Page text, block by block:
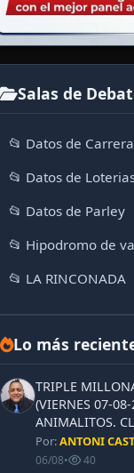
Salas de
📂 Datos de
📂 Datos de
📂 Datos de Parley
📂 Hipodromo de
📂 LA RINCONADA
Lo más
TRIPLE
(VIERNES 07-
ANIMALITOS.
Por:ANTONI
06/08• 40